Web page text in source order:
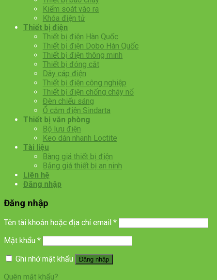
Kiểm soát vào ra
Khóa điện tử
Thiết bị điện
Thiết bị điện Hàn Quốc
Thiết bị điện Dobo Hàn Quốc
Thiết bị điện thông minh
Thiết bị đóng cắt
Dây cáp điện
Thiết bị điện công nghiệp
Thiết bị điện chống cháy nổ
Đèn chiếu sáng
Ổ cắm điện Sindarta
Thiết bị văn phòng
Bộ lưu điện
Keo dán nhanh Loctite
Tài liệu
Bàng giá thiết bị điện
Bảng giá thiết bị an ninh
Liên hệ
Đăng nhập
Đăng nhập
Tên tài khoản hoặc địa chỉ email *
Mật khẩu *
Ghi nhớ mật khẩu
Đăng nhập
Quên mật khẩu?